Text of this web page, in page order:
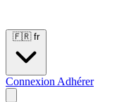
🇫🇷 fr
Connexion Adhérer